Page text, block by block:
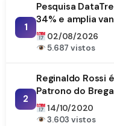
1
Pesquisa
34% e amplia
da Paraíba
02/08/2026
5.687 vistos
2
Reginaldo Rossi
Patrono do Brega
14/10/2020
3.603 vistos